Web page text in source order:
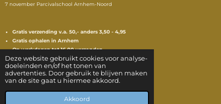
Deze website gebruikt cookies voor analyse-
doeleinden en/of het tonen van
advertenties. Door gebruik te blijven maken
van de site gaat u hiermee akkoord.
Akkoord
7 november Parcivalschool Arnhem-Noord
Gratis verzending v.a. 50,- anders 3,50 - 4,95
Gratis ophalen in Arnhem
Op werkdagen tot 16.00 verzonden
Retourtermijn van 15 dagen
Contact: info@hartenvos.nl
© 2022 - 2026 hartenvos